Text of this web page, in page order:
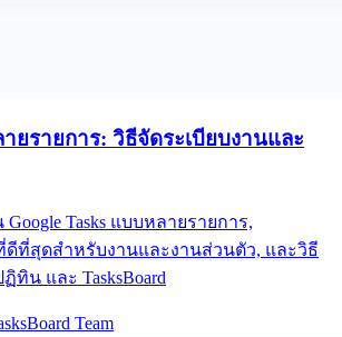
ายรายการ: วิธีจัดระเบียบงานและ
Tasks แบบหลายรายการ,
ดีที่สุดสำหรับงานและงานส่วนตัว, และวิธี
ทิน และ TasksBoard
Team